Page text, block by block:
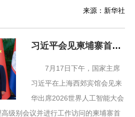
来源：新华社
习近平会见柬埔寨首相洪玛奈
7月17日下午，国家主席
习近平在上海西郊宾馆会见来
华出席2026世界人工智能大会
级别会议并进行工作访问的柬埔寨首